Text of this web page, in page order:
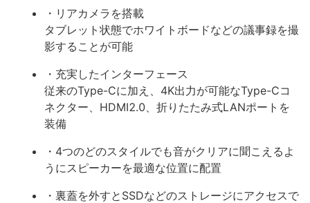
・リアカメラを搭載
タブレット状態でホワイトボードなどの議事録を撮
影することが可能
・充実したインターフェース
従来のType-Cに加え、4K出力が可能なType-Cコ
ネクター、HDMI2.0、折りたたみ式LANポートを
装備
・4つのどのスタイルでも音がクリアに聞こえるよ
うにスピーカーを最適な位置に配置
・裏蓋を外すとSSDなどのストレージにアクセスで